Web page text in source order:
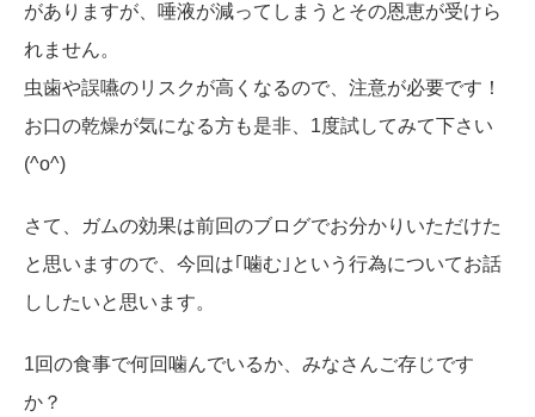
がありますが、唾液が減ってしまうとその恩恵が受けら
れません。
虫歯や誤嚥のリスクが高くなるので、注意が必要です！
お口の乾燥が気になる方も是非、1度試してみて下さい
(^o^)
さて、ガムの効果は前回のブログでお分かりいただけた
と思いますので、今回は｢噛む｣という行為についてお話
ししたいと思います。
1回の食事で何回噛んでいるか、みなさんご存じです
か？